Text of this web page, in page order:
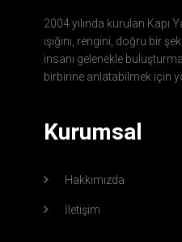
2004 yılında kurulan Kapı
ışığını, rengini, doğru bir
insanı gelenekle
birbirine anlatabilmek için
Kurumsal
Hakkımızda
İletişim